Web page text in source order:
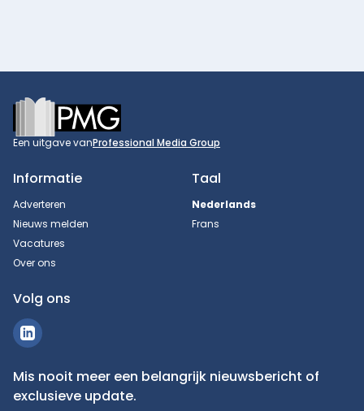
Footer
Een uitgave vanProfessional Media Group
Informatie
Adverteren
Nieuws melden
Vacatures
Over ons
Taal
Nederlands
Frans
Volg ons
Mis nooit meer een belangrijk nieuwsbericht of
exclusieve update.